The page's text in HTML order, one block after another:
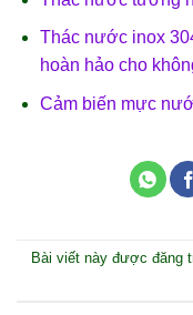
Thác nước inox
hoàn hảo cho
Cảm biến mực
Bài viết này được đăng